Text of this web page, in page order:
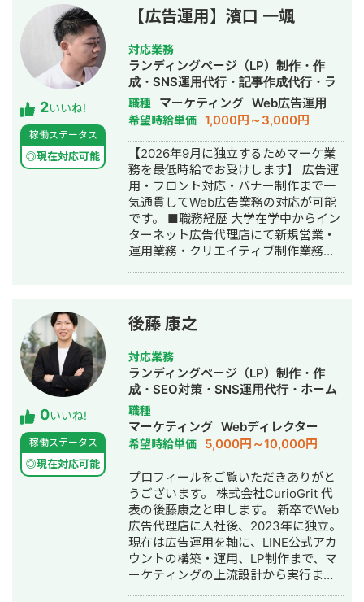
ち合わせ ・その他LPO、LINE、マーケ
ティングファネル、CSなど数値改善に
関わる部分のご提案 ＊動画クリエイテ
ィブ制作、LP制作、LINE構築&改修に
関しては別途ご請求となります。 以上
となります。 また広告代理店を協業先
としてお探しの会社様はぜひご連絡く
ださい。（紹介フィーのお支払いも
可） 協業先例 ・WEBコンサルティン
グ会社様 ・WEB制作会社様 ・動画編
集会社様 ・LINE構築会社様 など。 興
味ある方は1度ご相談ください。
🔻Chatwork
https://www.chatwork.com/riki199505
最後までご覧いただきありがとうござ
いました。 ＊リンクのYouTubeはご縁
あって「Webマーケティング
国優勝・シリコンバレー短期研修参加
・2018年：メッセージアプリ開発会社
にて、SE兼PMとして従事 ・2019年：
有名大手インターンシップ10社以上参
加（サイバーエージェント、チームラ
ボ、PwC、デロイトなど）
2いいね!
稼働ステータス
◎現在対応可能
【広告運用】濱口 一颯
対応業務
ランディングページ（LP）制作・作
成・SNS運用代行・記事作成代行・ラ
イティング・ホームページ制作・作
成・バナー制作・デザイン・リスティ
ング広告運用代行・動画制作・動画編
集・営業代行
職種 マーケティング Web広告運用
希望時給単価 1,000円～3,000円
【2026年9月に独立するためマーケ業
務を最低時給でお受けします】 広告運
用・フロント対応・バナー制作まで一
気通貫してWeb広告業務の対応が可能
です。 ■職務経歴 大学在学中からイン
ターネット広告代理店にて新規営業・
運用業務・クリエイティブ制作業務を
顧客開拓業務に従事。 新宿支店に配属
後、1日300件のテレアポ、個人宅への
訪問営業を1日100件行う。 証券会社を
退職後、広告代理店に転職。金融・不
動産業界を中心に月額数百万～数億単
位のリスティング広告・ディスプレイ
広告の広告運用を担当。 その後、学生
時代にインターンしていた広告代理店
にマネージャーとして入社。5名のマネ
ジメント業務・PL管理をしながらプレ
イヤーとしても運用業務や新規案件獲
得業務に務める。■経歴・実績・Web
広告で携わった企業の数50件以上 ・月
間広告運用費：月額10万～3000万 ■
得意なスキル ・WEB広告の総合的な戦
略設計 ・WEB広告の運用コンサルティ
ング ・GTMによるタグの設定 ・広告
に使用するバナーの制作 ・LPやバナー
0いいね!
稼働ステータス
◎現在対応可能
後藤 康之
対応業務
ランディングページ（LP）制作・作
成・SEO対策・SNS運用代行・ホーム
ページ制作・作成・バナー制作・デザ
イン・リスティング広告運用代行・オ
ウンドメディア制作・構築・運用代
行・採用代行・AI活用
職種
マーケティング Webディレクター
希望時給単価 5,000円～10,000円
プロフィールをご覧いただきありがと
うございます。 株式会社CurioGrit 代
表の後藤康之と申します。 新卒でWeb
広告代理店に入社後、2023年に独立。
現在は広告運用を軸に、LINE公式アカ
ウントの構築・運用、LP制作まで、マ
ーケティングの上流設計から実行まで